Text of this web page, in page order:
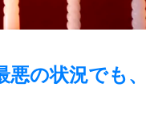
の状況でも